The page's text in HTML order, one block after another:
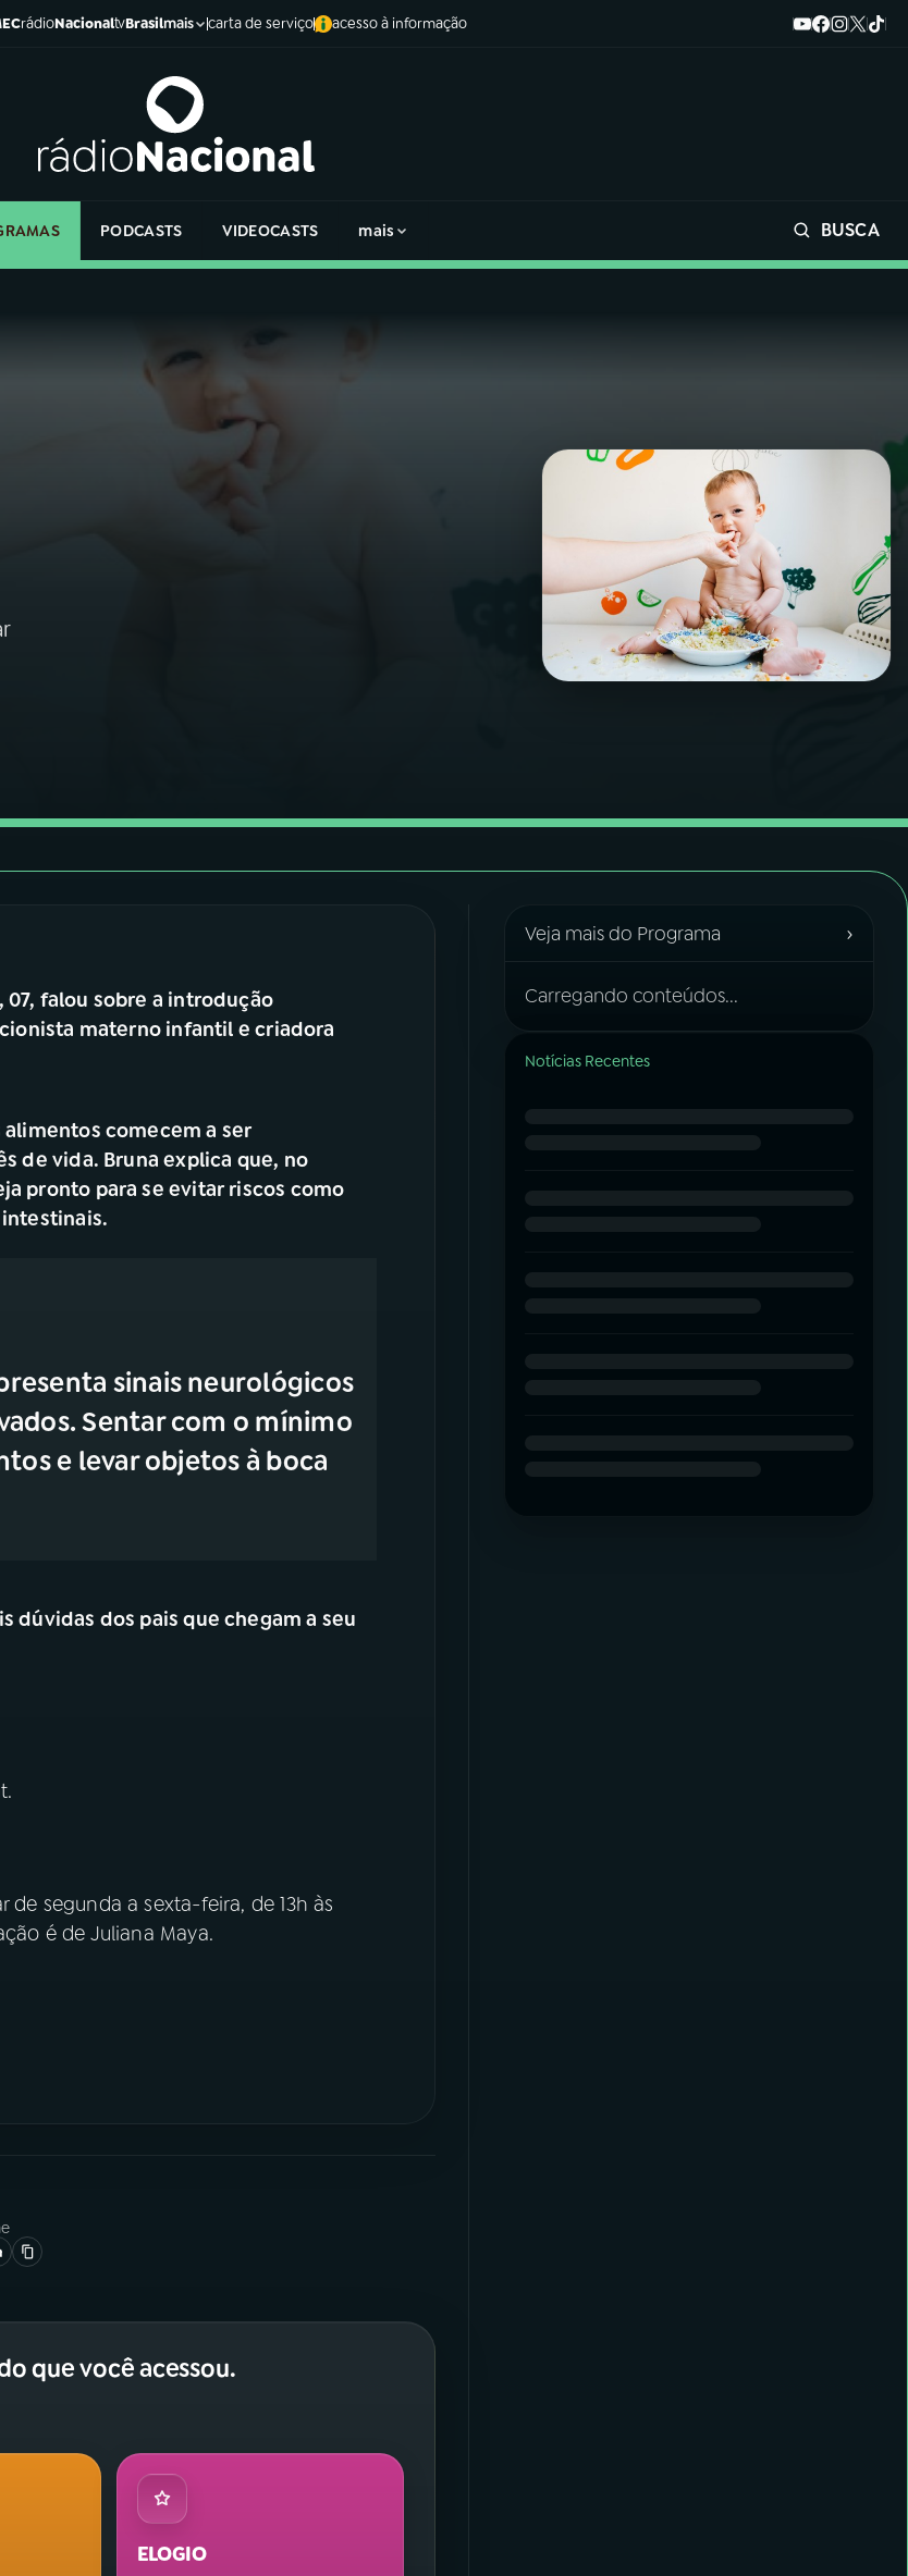
rádioNacionaltvBrasilmais carta de serviço acesso à informação
PODCASTS VIDEOCASTS mais BUSCA
falou sobre a introdução
materno infantil e criadora
comecem a ser
de vida. Bruna explica que, no
pronto para se evitar riscos como
sinais neurológicos
Sentar com o mínimo
e levar objetos à boca
dúvidas dos pais que chegam a seu
segunda a sexta-feira, de 13h às
é de Juliana Maya.
que você acessou.
ELOGIO
Veja mais do Programa ›
Carregando conteúdos...
Notícias Recentes